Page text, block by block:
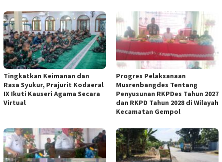
Tingkatkan Keimanan dan
Rasa Syukur, Prajurit Kodaeral
IX Ikuti Kauseri Agama Secara
Virtual
Progres Pelaksanaan
Musrenbangdes Tentang
Penyusunan RKPDes Tahun 2027
dan RKPD Tahun 2028 di Wilayah
Kecamatan Gempol